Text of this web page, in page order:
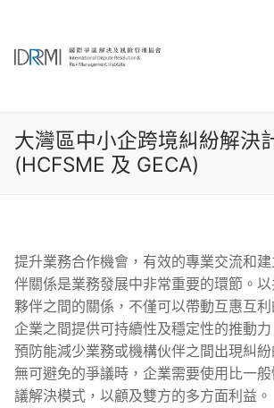
content
大灣區中小企跨境糾紛解決
(HCFSME 及 GECA)
提升業務合作機會，有效的專業交流和
伴關係是業務發展中非常重要的環節。
夥伴之間的關係，不僅可以帶動互惠互
企業之間提供可持續性及穩定性的推動
預防能減少業務或機構伙伴之間出現糾
無可避免的爭議時，企業需要使用比一
議解決模式，以顧及雙方的多方面利益。